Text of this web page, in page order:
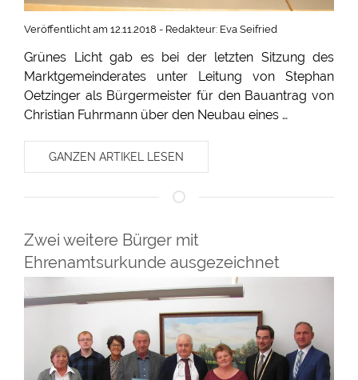
Veröffentlicht am 12.11.2018 - Redakteur: Eva Seifried
Grünes Licht gab es bei der letzten Sitzung des
Marktgemeinderates unter Leitung von Stephan
Oetzinger als Bürgermeister für den Bauantrag von
Christian Fuhrmann über den Neubau eines …
GANZEN ARTIKEL LESEN
Zwei weitere Bürger mit
Ehrenamtsurkunde ausgezeichnet